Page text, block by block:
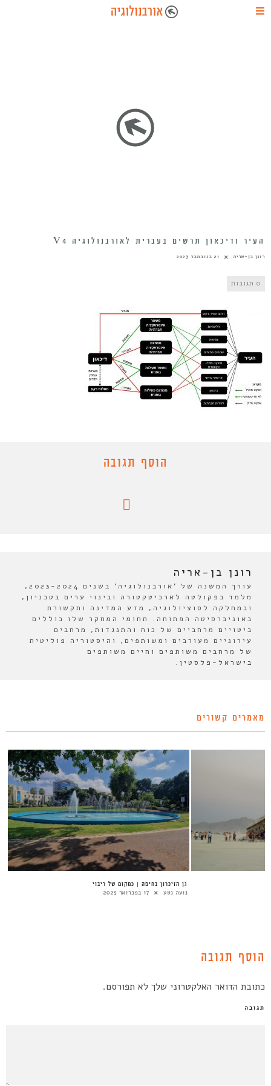
העיר ודיכאון תרשים בעברית לאורבנולוגיה V4
רונן בן-אריה 21 בנובמבר 2023
0 תגובות
הוסף תגובה
רונן בן-אריה
עורך המשנה של 'אורבנולוגיה' בשנים 2023-2024,
מלמד בפקולטה לארכיטקטורה ובינוי ערים בטכניון,
ובמחלקה לסוציולוגיה, מדע המדינה ותקשורת
באוניברסיטה הפתוחה. תחומי המחקר שלו כוללים
ביטויים מרחביים של כוח והתנגדות, מרחבים
עירוניים מעורבים ומשותפים, והיסטוריה פוליטית
של מרחבים משותפים וחיים משותפים
בישראל-פלסטין.
מאמרים קשורים
גן הזיכרון בחיפה | כמקום של ריבוי
נועה נטע 17 בפברואר 2025
הוסף תגובה
כתובת הדואר האלקטרוני שלך לא תפורסם.
תגובה